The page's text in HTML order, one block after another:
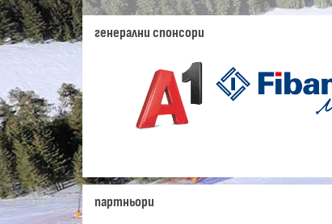
генерални спонсори
партньори